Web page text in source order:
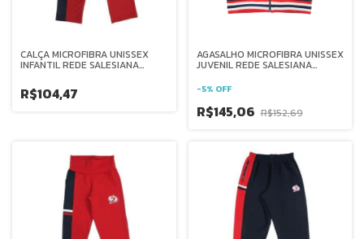
CALÇA MICROFIBRA UNISSEX
INFANTIL REDE SALESIANA
R$104,47
AGASALHO MICROFIBRA UNISSEX
JUVENIL REDE SALESIANA
-5% OFF
R$145,06 R$152,69